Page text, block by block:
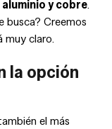
aluminio y cobre.
busca? Creemos
muy claro.
la opción
el más